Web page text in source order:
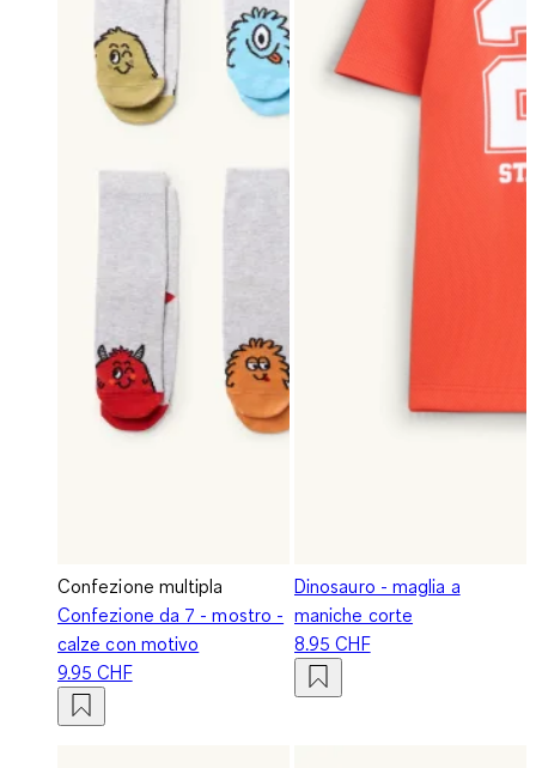
Confezione multipla
Confezione da 7 - mostro -
calze con motivo
9.95 CHF
Dinosauro - maglia a
maniche corte
8.95 CHF